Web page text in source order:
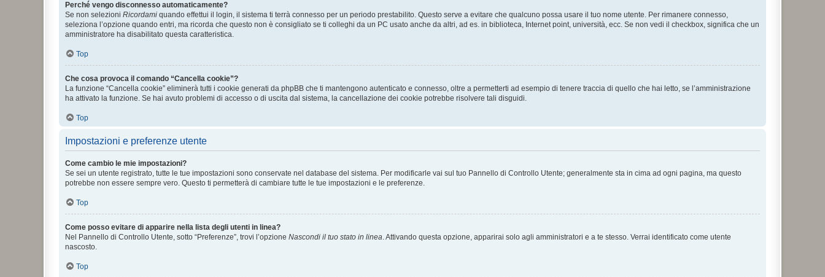
Perché vengo disconnesso automaticamente?
Se non selezioni Ricordami quando effettui il login, il sistema ti terrà connesso per un periodo prestabilito. Questo serve a evitare che qualcuno possa usare il tuo nome utente. Per rimanere connesso,
seleziona l’opzione quando entri, ma ricorda che questo non è consigliato se ti colleghi da un PC usato anche da altri, ad es. in biblioteca, Internet point, università, ecc. Se non vedi il checkbox, significa che un
amministratore ha disabilitato questa caratteristica.
Top
Che cosa provoca il comando “Cancella cookie”?
La funzione “Cancella cookie” eliminerà tutti i cookie generati da phpBB che ti mantengono autenticato e connesso, oltre a permetterti ad esempio di tenere traccia di quello che hai letto, se l’amministrazione
ha attivato la funzione. Se hai avuto problemi di accesso o di uscita dal sistema, la cancellazione dei cookie potrebbe risolvere tali disguidi.
Top
Impostazioni e preferenze utente
Come cambio le mie impostazioni?
Se sei un utente registrato, tutte le tue impostazioni sono conservate nel database del sistema. Per modificarle vai sul tuo Pannello di Controllo Utente; generalmente sta in cima ad ogni pagina, ma questo
potrebbe non essere sempre vero. Questo ti permetterà di cambiare tutte le tue impostazioni e le preferenze.
Top
Come posso evitare di apparire nella lista degli utenti in linea?
Nel Pannello di Controllo Utente, sotto “Preferenze”, trovi l’opzione Nascondi il tuo stato in linea. Attivando questa opzione, apparirai solo agli amministratori e a te stesso. Verrai identificato come utente
nascosto.
Top